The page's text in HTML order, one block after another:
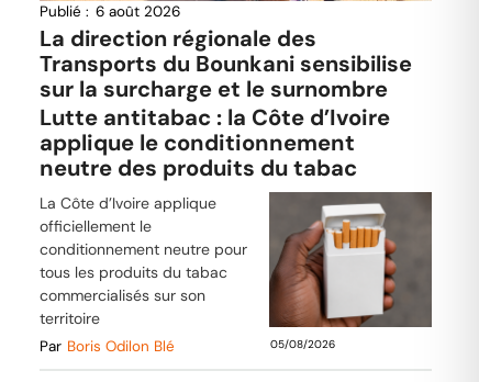
Publié : 6 août 2026
La direction régionale des
Transports du Bounkani sensibilise
sur la surcharge et le surnombre
Lutte antitabac : la Côte d’Ivoire
applique le conditionnement
neutre des produits du tabac
La Côte d’Ivoire applique
officiellement le
conditionnement neutre pour
tous les produits du tabac
commercialisés sur son
territoire
Par Boris Odilon Blé 05/08/2026